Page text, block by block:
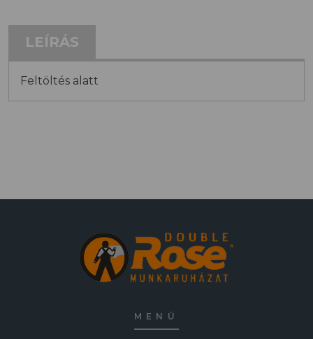
LEÍRÁS
Feltöltés alatt
MENÜ